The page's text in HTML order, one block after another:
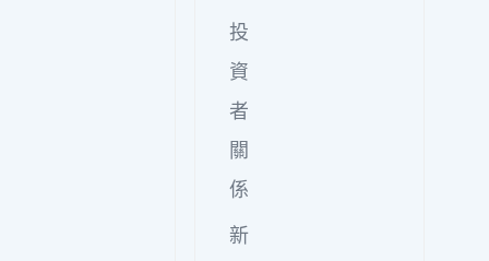
投
資
者
關
係
新